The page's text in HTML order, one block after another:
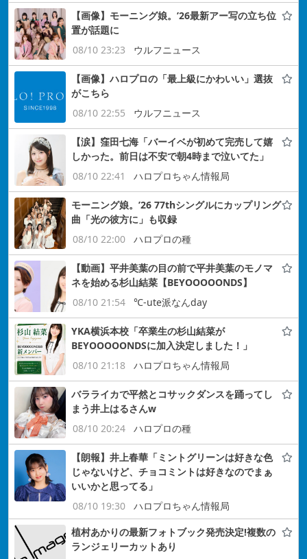
【画像】モーニング娘。’26最新アー写の立ち位
置が話題に
08/10 23:23
ウルフニュース
【画像】ハロプロの「最上級にかわいい」選抜
がこちら
08/10 22:55
ウルフニュース
【涙】窪田七海「バーイベが初めて完売して嬉
しかった。前日は不安で朝4時まで泣いてた」
08/10 22:41
ハロプロちゃん情報局
モーニング娘。’26 77thシングルにカップリング
曲「光の彼方に」も収録
08/10 22:00
ハロプロの種
【動画】平井美葉の目の前で平井美葉のモノマ
ネを始める杉山結菜【BEYOOOOONDS】
08/10 21:54
℃-ute派なんday
YKA横浜本校「卒業生の杉山結菜が
BEYOOOOONDSに加入決定しました！」
08/10 21:18
ハロプロちゃん情報局
バラライカで平然とコサックダンスを踊ってし
まう井上はるさんw
08/10 20:24
ハロプロの種
【朗報】井上春華「ミントグリーンは好きな色
じゃないけど、チョコミントは好きなのでまぁ
いいかと思ってる」
08/10 19:30
ハロプロちゃん情報局
植村あかりの最新フォトブック発売決定!複数の
ランジェリーカットあり